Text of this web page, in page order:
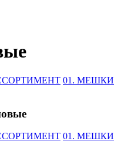
01. МЕШКИ
01. МЕШКИ